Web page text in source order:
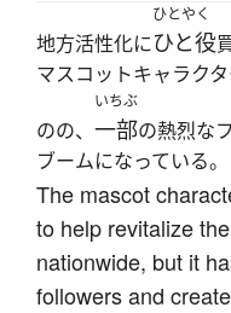
地方活性化に
ひとやく
ひと役
マスコットキャラク
のの、
いちぶ
一部の熱烈な
ブームになっている。
The mascot
to help revitalize
nationwide, but it
followers and